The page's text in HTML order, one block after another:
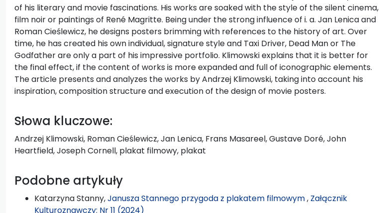
of his literary and movie fascinations. His works are soaked with the style of the silent cinema,
film noir or paintings of René Magritte. Being under the strong influence of i. a. Jan Lenica and
Roman Cieślewicz, he designs posters brimming with references to the history of art. Over
time, he has created his own individual, signature style and Taxi Driver, Dead Man or The
Godfather are only a part of his impressive portfolio. Klimowski explains that it is better for
the final effect, if the content of works is more expanded and full of iconographic elements.
The article presents and analyzes the works by Andrzej Klimowski, taking into account his
inspiration, composition structure and execution of the design of movie posters.
Słowa kluczowe:
Andrzej Klimowski, Roman Cieślewicz, Jan Lenica, Frans Masareel, Gustave Doré, John
Heartfield, Joseph Cornell, plakat filmowy, plakat
Podobne artykuły
Katarzyna Stanny,Janusza Stannego przygoda z plakatem filmowym, Załącznik
Kulturoznawczy: Nr 11 (2024)